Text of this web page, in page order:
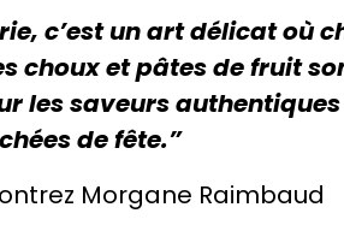
c’est un art délicat où
choux et pâtes de fruit
les saveurs authentiques
de fête.”
Morgane Raimbaud